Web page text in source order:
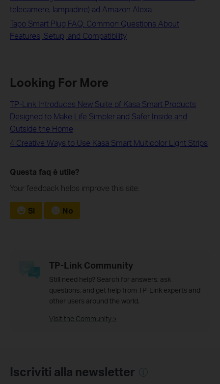
telecamere, lampadine) ad Amazon Alexa
Tapo Smart Plug FAQ: Common Questions About
Features, Setup, and Compatibility
Looking For More
TP-Link Introduces New Suite of Kasa Smart Products
Designed to Make Life Simpler and Safer Inside and
Outside the Home
4 Creative Ways to Use Kasa Smart Multicolor Light Strips
Questa faq è utile?
Your feedback helps improve this site.
Sì No
TP-Link Community
Still need help? Search for answers, ask
questions, and get help from TP-Link experts and
other users around the world.
Visit the Community >
Iscriviti alla newsletter